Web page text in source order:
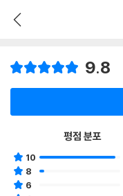
9.8
평점 분포
10
8
6